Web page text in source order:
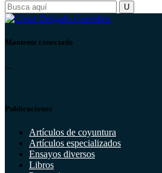
Mantente conectado
...
Publicaciones
Artículos de coyuntura
Artículos especializados
Ensayos diversos
Libros